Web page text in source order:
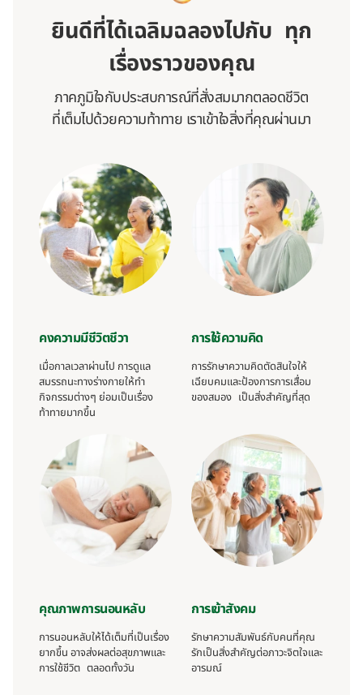
ยินดีที่ได้เฉลิมฉลองไปกับ ทุก
เรื่องราวของคุณ
ภาคภูมิใจกับประสบการณ์ที่สั่งสมมากตลอดชีวิต
ที่เต็มไปด้วยความท้าทาย เราเข้าใจสิ่งที่คุณผ่านมา
คงความมีชีวิตชีวา
เมื่อกาลเวลาผ่านไป การดูแล
สมรรถนะทางร่างกายให้ทำ
กิจกรรมต่างๆ ย่อมเป็นเรื่อง
ท้าทายมากขึ้น
การใช้ความคิด
การรักษาความคิดตัดสินใจให้
เฉียบคมและป้องการการเสื่อม
ของสมอง เป็นสิ่งสำคัญที่สุด
คุณภาพการนอนหลับ
การนอนหลับให้ได้เต็มที่เป็นเรื่อง
ยากขึ้น อาจส่งผลต่อสุขภาพและ
การใช้ชีวิต ตลอดทั้งวัน
การเข้าสังคม
รักษาความสัมพันธ์กับคนที่คุณ
รักเป็นสิ่งสำคัญต่อภาวะจิตใจและ
อารมณ์